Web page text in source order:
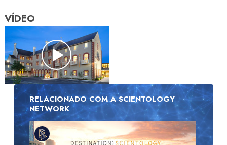
VÍDEO
RELACIONADO COM A SCIENTOLOGY
NETWORK